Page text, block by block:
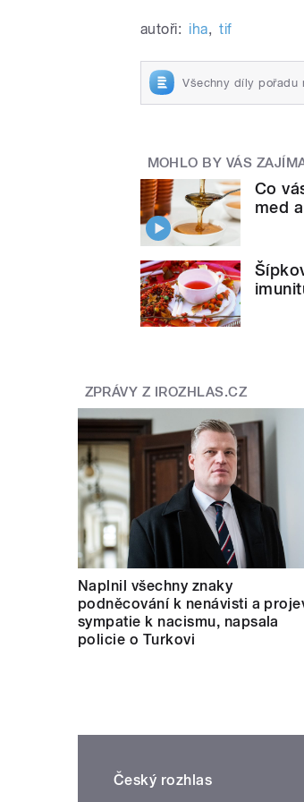
autoři: iha, tif
Všechny díly pořadu
MOHLO BY VÁS
Co
med
ZPRÁVY Z IROZHLAS.CZ
Naplnil všechny znaky
podněcování k nenávisti a
sympatie k nacismu, napsala
policie o Turkovi
Český rozhlas